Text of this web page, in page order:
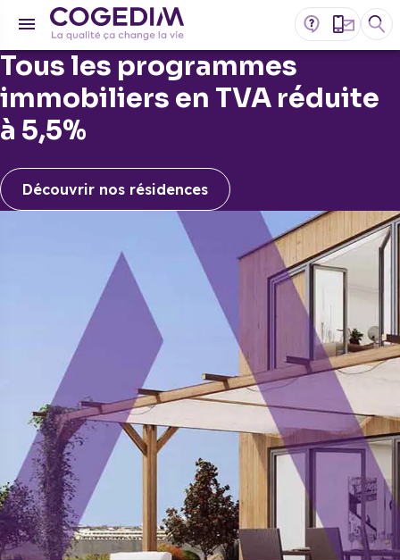
Tous les programmes
immobiliers en TVA réduite
à 5,5%
Découvrir nos résidences